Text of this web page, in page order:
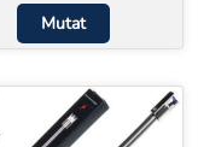
Mutat